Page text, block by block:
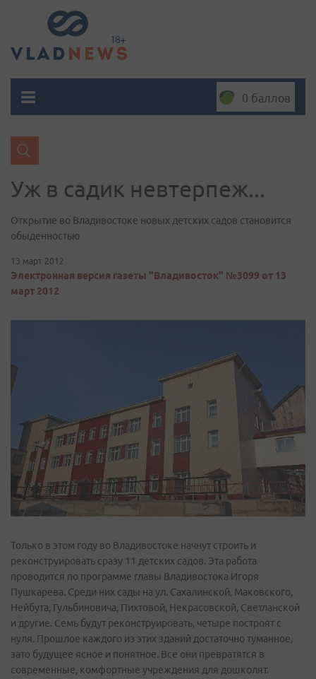
0 баллов
Уж в садик невтерпеж...
Открытие во Владивостоке новых детских садов становится
обыденностью
13 март 2012
Электронная версия газеты "Владивосток" №3099 от 13
март 2012
Только в этом году во Владивостоке начнут строить и
реконструировать сразу 11 детских садов. Эта работа
проводится по программе главы Владивостока Игоря
Пушкарева. Среди них сады на ул. Сахалинской, Маковского,
Нейбута, Гульбиновича, Пихтовой, Некрасовской, Светланской
и другие. Семь будут реконструировать, четыре построят с
нуля. Прошлое каждого из этих зданий достаточно туманное,
зато будущее ясное и понятное. Все они превратятся в
современные, комфортные учреждения для дошколят.